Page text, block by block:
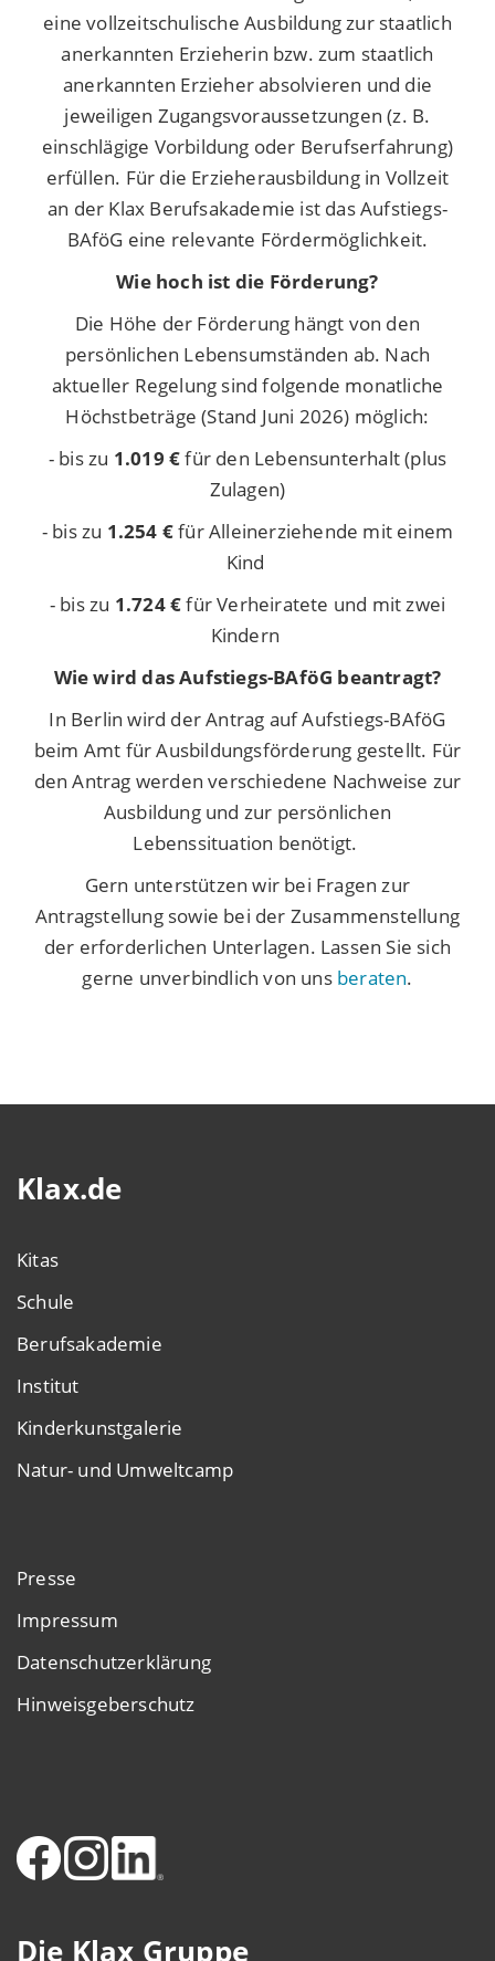
eine vollzeitschulische Ausbildung zur staatlich
anerkannten Erzieherin bzw. zum staatlich
anerkannten Erzieher absolvieren und die
jeweiligen Zugangsvoraussetzungen (z. B.
einschlägige Vorbildung oder Berufserfahrung)
erfüllen. Für die Erzieherausbildung in Vollzeit
an der Klax Berufsakademie ist das Aufstiegs-
BAföG eine relevante Fördermöglichkeit.
Wie hoch ist die Förderung?
Die Höhe der Förderung hängt von den
persönlichen Lebensumständen ab. Nach
aktueller Regelung sind folgende monatliche
Höchstbeträge (Stand Juni 2026) möglich:
- bis zu 1.019 €für den Lebensunterhalt (plus
Zulagen)
- bis zu 1.254 €für Alleinerziehende mit einem
Kind
- bis zu 1.724 €für Verheiratete und mit zwei
Kindern
Wie wird das Aufstiegs-BAföG beantragt?
In Berlin wird der Antrag auf Aufstiegs-BAföG
beim Amt für Ausbildungsförderung gestellt. Für
den Antrag werden verschiedene Nachweise zur
Ausbildung und zur persönlichen
Lebenssituation benötigt.
Gern unterstützen wir bei Fragen zur
Antragstellung sowie bei der Zusammenstellung
der erforderlichen Unterlagen. Lassen Sie sich
gerne unverbindlich von uns beraten.
Klax.de
Kitas
Schule
Berufsakademie
Institut
Kinderkunstgalerie
Natur- und Umweltcamp
Presse
Impressum
Datenschutzerklärung
Hinweisgeberschutz
Die Klax Gruppe